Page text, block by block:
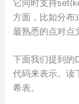
它同时支持
方面，比如分布
最熟悉的点对点
下面我们提到的
代码来表示。读
希表。